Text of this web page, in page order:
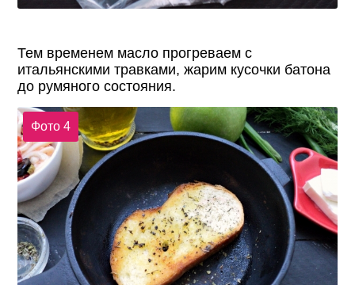
Тем временем масло прогреваем с
итальянскими травками, жарим кусочки батона
до румяного состояния.
Фото 4